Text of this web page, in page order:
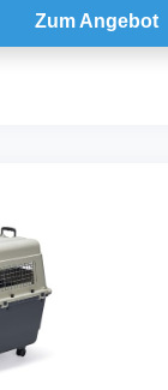
Zum Angebot